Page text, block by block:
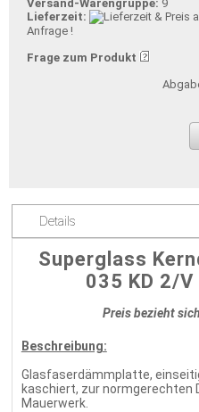
Versand-Warengruppe: 9
Lieferzeit:
Anfrage !
Frage zum Produkt
Details
Superglass
035 KD 2/V
Preis bezieht
Beschreibung:
Glasfaserdämmplatte,
kaschiert, zur normgerechten
Mauerwerk.